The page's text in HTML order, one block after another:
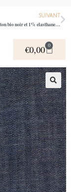
SUIVANT
Denim – jeans en coton bio noir et 1% elasthane 1440
€0,00 0